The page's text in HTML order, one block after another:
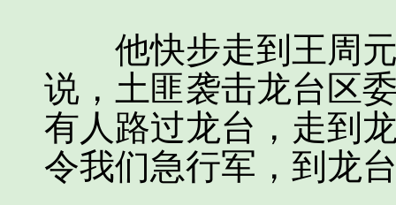
他快步走到王周元
说，土匪袭击龙台区
有人路过龙台，走到
令我们急行军，到龙